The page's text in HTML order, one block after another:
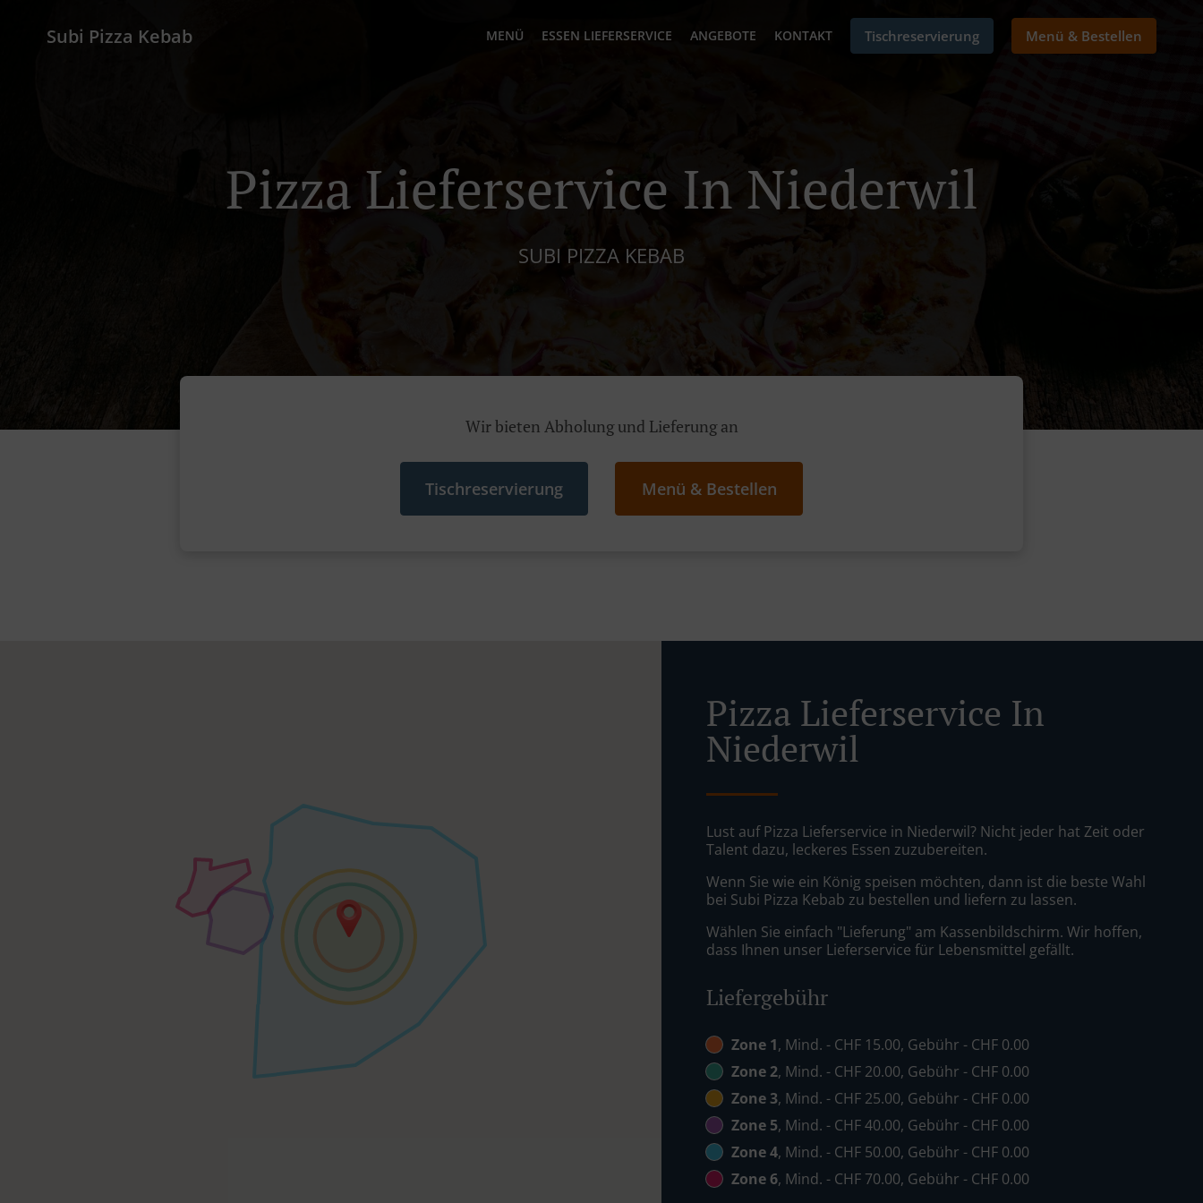
Subi Pizza Kebab MENÜ ESSEN LIEFERSERVICE ANGEBOTE KONTAKT Tischreservierung Menü & Bestellen
Pizza Lieferservice In Niederwil
SUBI PIZZA KEBAB
Wir bieten Abholung und Lieferung an
Tischreservierung Menü & Bestellen
Pizza Lieferservice In
Niederwil
Lust auf Pizza Lieferservice in Niederwil? Nicht jeder hat Zeit oder
Talent dazu, leckeres Essen zuzubereiten.
Wenn Sie wie ein König speisen möchten, dann ist die beste Wahl
bei Subi Pizza Kebab zu bestellen und liefern zu lassen.
Wählen Sie einfach "Lieferung" am Kassenbildschirm. Wir hoffen,
dass Ihnen unser Lieferservice für Lebensmittel gefällt.
Liefergebühr
Zone 1, Mind. - CHF 15.00, Gebühr - CHF 0.00
Zone 2, Mind. - CHF 20.00, Gebühr - CHF 0.00
Zone 3, Mind. - CHF 25.00, Gebühr - CHF 0.00
Zone 5, Mind. - CHF 40.00, Gebühr - CHF 0.00
Zone 4, Mind. - CHF 50.00, Gebühr - CHF 0.00
Zone 6, Mind. - CHF 70.00, Gebühr - CHF 0.00